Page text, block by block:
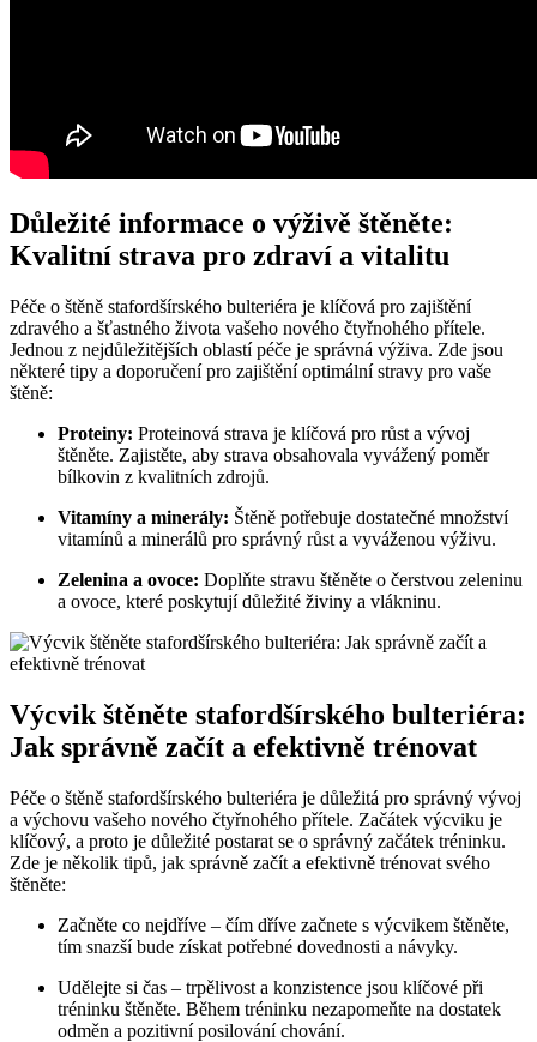
Důležité informace o výživě štěněte:
Kvalitní strava pro zdraví a vitalitu
Péče o štěně stafordšírského bulteriéra je klíčová pro zajištění
zdravého a šťastného života vašeho nového čtyřnohého přítele.
Jednou z nejdůležitějších oblastí péče je správná výživa. Zde jsou
některé tipy a doporučení pro zajištění optimální stravy pro vaše
štěně:
Proteiny: Proteinová strava je klíčová pro růst a vývoj
štěněte. Zajistěte, aby strava obsahovala vyvážený poměr
bílkovin z kvalitních zdrojů.
Vitamíny a minerály: Štěně potřebuje dostatečné množství
vitamínů a minerálů pro správný růst a vyváženou výživu.
Zelenina a ovoce: Doplňte stravu štěněte o čerstvou zeleninu
a ovoce, které poskytují důležité živiny a vlákninu.
Výcvik štěněte stafordšírského bulteriéra:
Jak správně začít a efektivně trénovat
Péče o štěně stafordšírského bulteriéra je důležitá pro správný vývoj
a výchovu vašeho nového čtyřnohého přítele. Začátek výcviku je
klíčový, a proto je důležité postarat se o správný začátek tréninku.
Zde je několik tipů, jak správně začít a efektivně trénovat svého
štěněte:
Začněte co nejdříve – čím dříve začnete s výcvikem štěněte,
tím snazší bude získat potřebné dovednosti a návyky.
Udělejte si čas – trpělivost a konzistence jsou klíčové při
tréninku štěněte. Během tréninku nezapomeňte na dostatek
odměn a pozitivní posilování chování.